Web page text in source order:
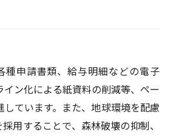
種申請書類、給与明細などの電子
イン化による紙資料の削減等、ペー
しています。また、地球環境を配慮
用することで、森林破壊の抑制、